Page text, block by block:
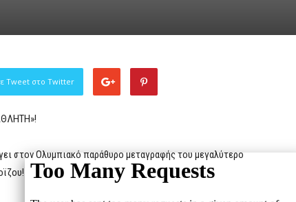
Tweet στο Twitter
στον Ολυμπιακό παράθυρο μεταγραφής του μεγαλύτερο